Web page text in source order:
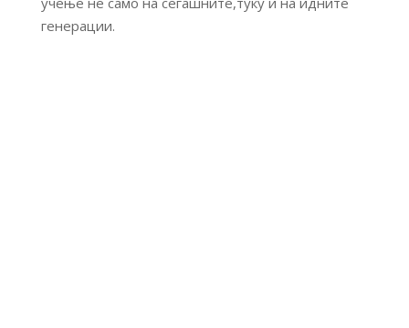
генерации.